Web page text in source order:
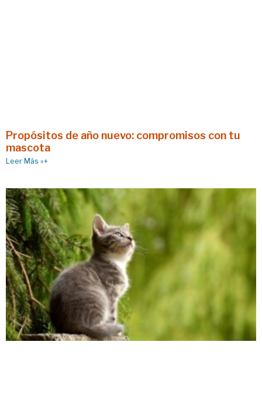
Propósitos de año nuevo: compromisos con tu
mascota
Leer Más »+